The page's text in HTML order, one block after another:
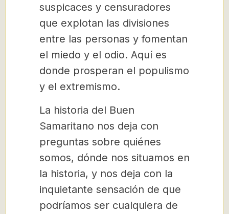
suspicaces y censuradores
que explotan las divisiones
entre las personas y fomentan
el miedo y el odio. Aquí es
donde prosperan el populismo
y el extremismo.
La historia del Buen
Samaritano nos deja con
preguntas sobre quiénes
somos, dónde nos situamos en
la historia, y nos deja con la
inquietante sensación de que
podríamos ser cualquiera de